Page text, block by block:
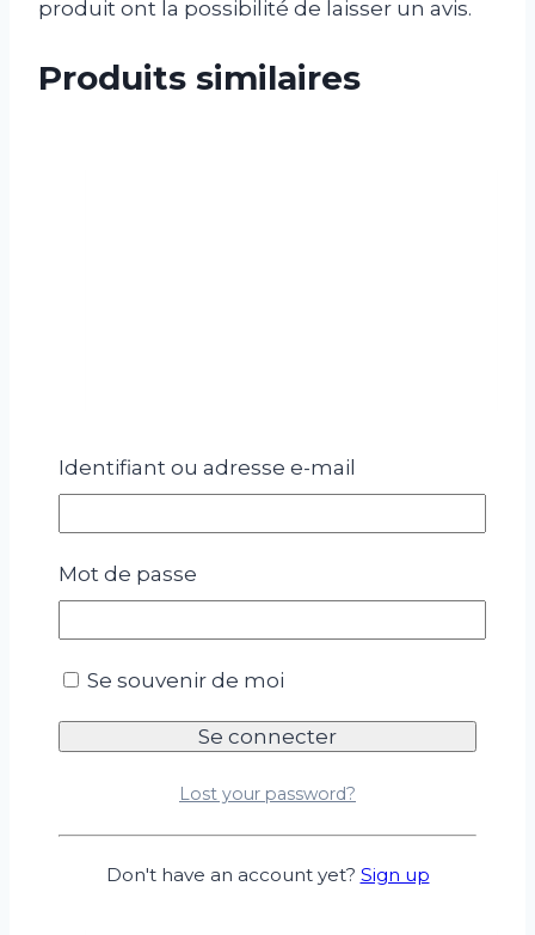
produit ont la possibilité de laisser un avis.
Produits similaires
Pommier en bocal
Choix des options
Identifiant ou adresse e-mail
Mot de passe
Se souvenir de moi
Lost your password?
Don't have an account yet? Sign up